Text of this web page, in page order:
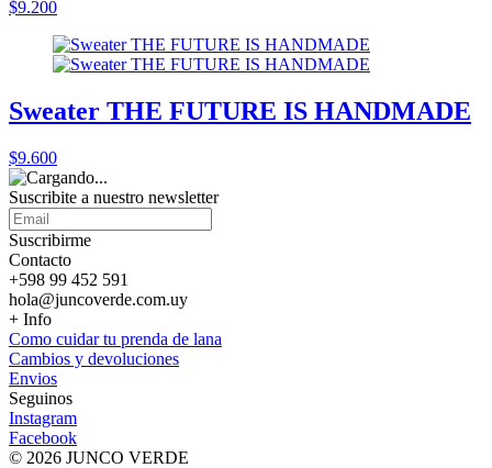
$9.200
Sweater THE FUTURE IS HANDMADE
$9.600
Suscribite a nuestro newsletter
Suscribirme
Contacto
+598 99 452 591
hola@juncoverde.com.uy
+ Info
Como cuidar tu prenda de lana
Cambios y devoluciones
Envios
Seguinos
Instagram
Facebook
© 2026 JUNCO VERDE